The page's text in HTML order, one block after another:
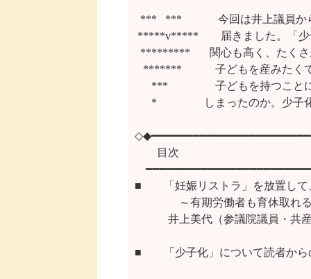
***   *** 　　　今回は井上議員
*****v*****　　届きました。「少
*********   　関心も高く、た
*******　　　子どもを産みた
***　 　　　子どもを持つこと
*　　　 　しまったのか。少
目次
■　　「妊娠リストラ」を放置し
～有期労働者も育休取れる
　  　井上美代（参議院議員・共
■　　「少子化」について読者から